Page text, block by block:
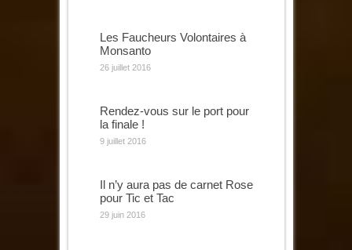
Les Faucheurs Volontaires à
Monsanto
26 juillet 2016
Rendez-vous sur le port pour
la finale !
9 juillet 2016
Il n’y aura pas de carnet Rose
pour Tic et Tac
29 juin 2016